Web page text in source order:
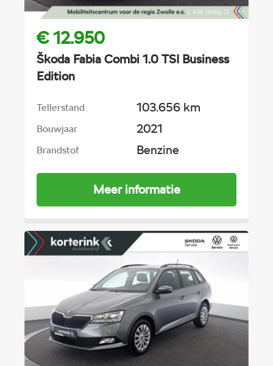
€ 12.950
Škoda Fabia Combi 1.0 TSI Business
Edition
Tellerstand 103.656 km
Bouwjaar 2021
Brandstof Benzine
Meer informatie